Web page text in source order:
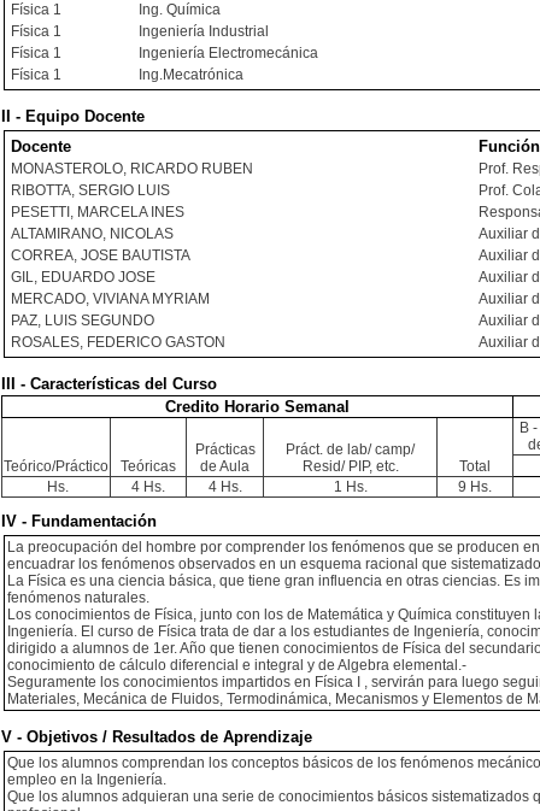
Física 1
Ing. Química
Física 1
Ingeniería Industrial
Física 1
Ingeniería Electromecánica
Física 1
Ing.Mecatrónica
II - Equipo Docente
Docente
Función
MONASTEROLO, RICARDO RUBEN
Prof.
RIBOTTA, SERGIO LUIS
Prof.
PESETTI, MARCELA INES
ALTAMIRANO, NICOLAS
Auxiliar
CORREA, JOSE BAUTISTA
Auxiliar
GIL, EDUARDO JOSE
Auxiliar
MERCADO, VIVIANA MYRIAM
Auxiliar
PAZ, LUIS SEGUNDO
Auxiliar
ROSALES, FEDERICO GASTON
Auxiliar
III - Características del Curso
Credito Horario Semanal
Teórico/Práctico Teóricas
Prácticas
de Aula
Práct. de lab/ camp/
Resid/ PIP, etc.
Total
B
Hs. 4 Hs. 4 Hs. 1 Hs. 9 Hs.
IV - Fundamentación
La preocupación del hombre por comprender los fenómenos que se producen
encuadrar los fenómenos observados en un esquema racional que
La Física es una ciencia básica, que tiene gran influencia en otras ciencias. Es
fenómenos naturales.
Los conocimientos de Física, junto con los de Matemática y Química
Ingeniería. El curso de Física trata de dar a los estudiantes de Ingeniería,
dirigido a alumnos de 1er. Año que tienen conocimientos de Física del
conocimiento de cálculo diferencial e integral y de Algebra elemental.-
Seguramente los conocimientos impartidos en Física I , servirán para luego
Materiales, Mecánica de Fluidos, Termodinámica, Mecanismos y Elementos de
V - Objetivos / Resultados de Aprendizaje
Que los alumnos comprendan los conceptos básicos de los fenómenos
empleo en la Ingeniería.
Que los alumnos adquieran una serie de conocimientos básicos